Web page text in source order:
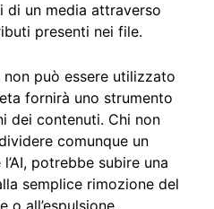
di un media attraverso
presenti nei file.
può essere utilizzato
fornirà uno strumento
dei contenuti. Chi non
comunque un
potrebbe subire una
semplice rimozione del